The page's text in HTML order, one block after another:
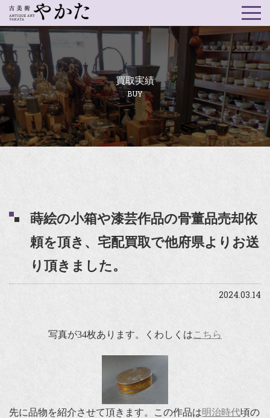
買取実績
BUY
蒔絵の小箱や漆芸作品の骨董品売却依
頼を頂き、宅配買取で他府県よりお送
り頂きました。
2024.03.14
写真が34枚あります。くわしくはこちら
先に品物を紹介させて頂きます。この作品は明治時代頃の